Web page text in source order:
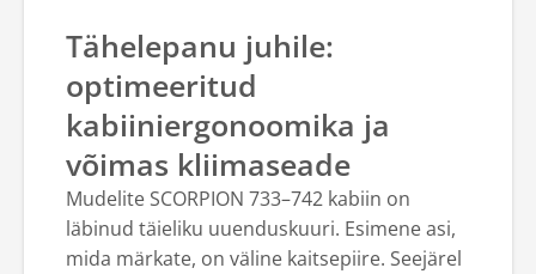
Tähelepanu juhile:
optimeeritud
kabiiniergonoomika ja
võimas kliimaseade
Mudelite SCORPION 733–742 kabiin on
läbinud täieliku uuenduskuuri. Esimene asi,
mida märkate, on väline kaitsepiire. Seejärel